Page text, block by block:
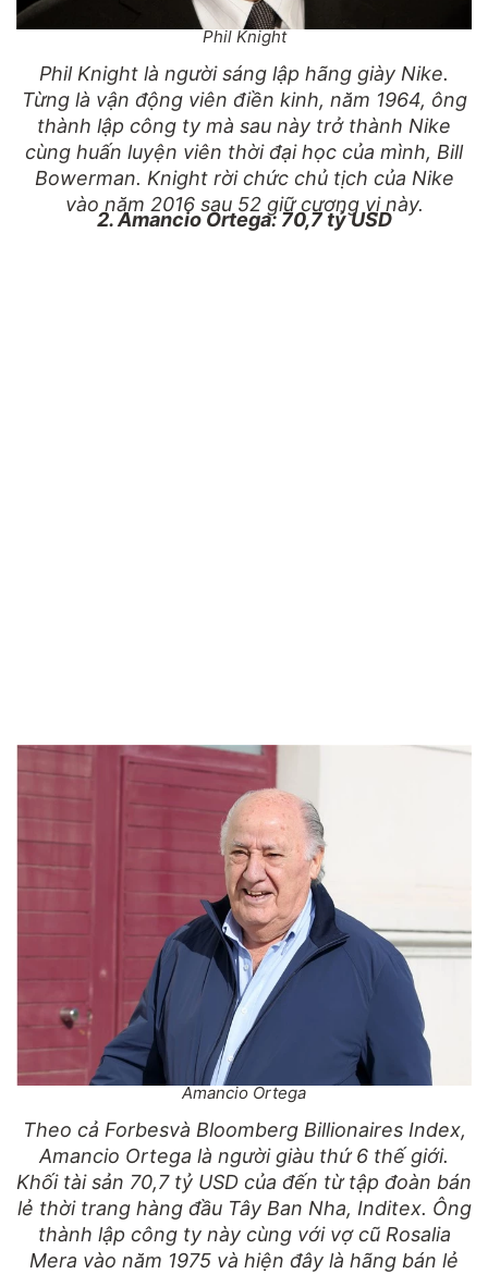
Phil Knight
Phil Knight là người sáng lập hãng giày Nike.
Từng là vận động viên điền kinh, năm 1964, ông
thành lập công ty mà sau này trở thành Nike
cùng huấn luyện viên thời đại học của mình, Bill
Bowerman. Knight rời chức chủ tịch của Nike
vào năm 2016 sau 52 giữ cương vị này.
2. Amancio Ortega: 70,7 tỷ USD
Amancio Ortega
Theo cả Forbesvà Bloomberg Billionaires Index,
Amancio Ortega là người giàu thứ 6 thế giới.
Khối tài sản 70,7 tỷ USD của đến từ tập đoàn bán
lẻ thời trang hàng đầu Tây Ban Nha, Inditex. Ông
thành lập công ty này cùng với vợ cũ Rosalia
Mera vào năm 1975 và hiện đây là hãng bán lẻ